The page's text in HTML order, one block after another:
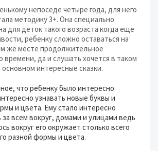
непоседе четыре года, для него
методику 3+. Она специально
для деток такого возраста когда еще
ребенку сложно оставаться на
же месте продолжительное
времени, да и слушать хочется в таком
основном интересные сказки.
что ребенку было интересно
узнавать новые буквы и
и цвета. Ему стало интересно
всем вокруг, домами и улицами ведь
вокруг его окружает столько всего
разной формы и цвета.